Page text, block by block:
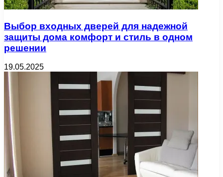
Выбор входных дверей для надежной
защиты дома комфорт и стиль в одном
решении
19.05.2025